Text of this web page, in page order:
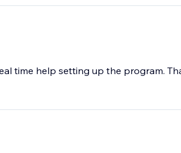
time help setting up the program.